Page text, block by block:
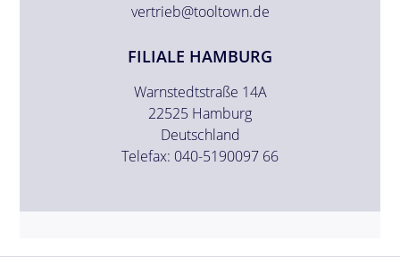
vertrieb@tooltown.de
FILIALE HAMBURG
Warnstedtstraße 14A
22525 Hamburg
Deutschland
Telefax: 040-5190097 66